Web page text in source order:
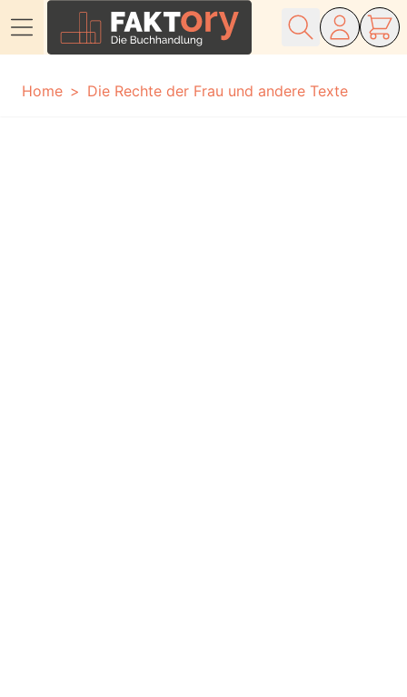
Home
Die Rechte der Frau und andere Texte